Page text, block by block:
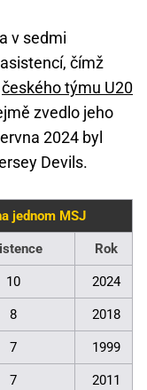
v sedmi
čímž
českého týmu U20
zvedlo jeho
2024 byl
Devils.
jednom MSJ
Rok
10 2024
8 2018
7 1999
7 2011